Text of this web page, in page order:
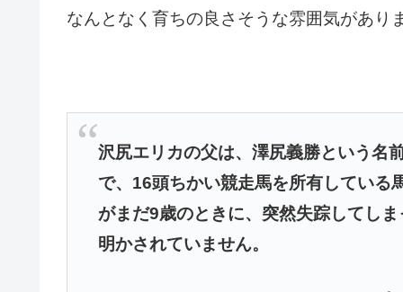
なんとなく育ちの良さそうな雰囲気があり
沢尻エリカの父は、澤尻義勝という名
で、16頭ちかい競走馬を所有している
がまだ9歳のときに、突然失踪してし
明かされていません。